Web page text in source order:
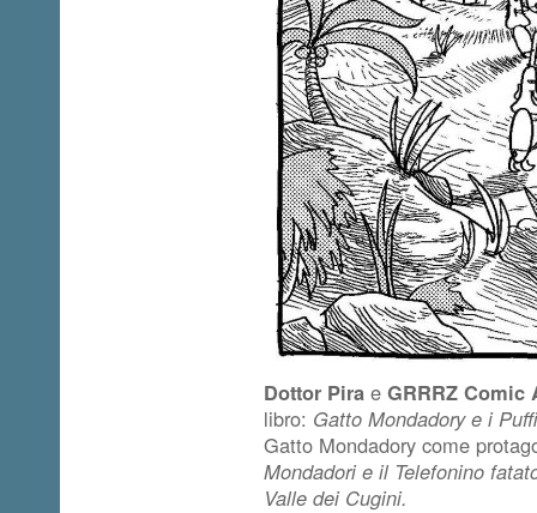
Dottor Pira e GRRRZ Comic
libro: Gatto Mondadory e i
Gatto Mondadory come
Mondadori e il Telefonino
Valle dei Cugini.